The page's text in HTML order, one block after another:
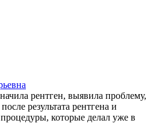
рентген, выявила проблему,
результата рентгена и
процедуры, которые делал уже в